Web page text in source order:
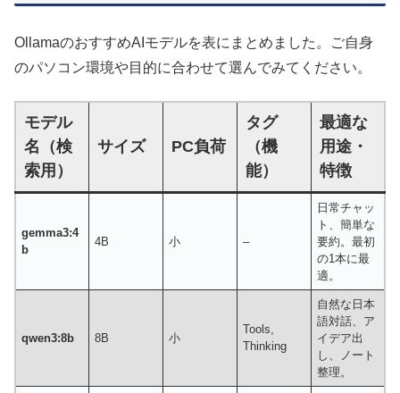
OllamaのおすすめAIモデルを表にまとめました。ご自身
のパソコン環境や目的に合わせて選んでみてください。
モデル
名（検
索用）
サイズ PC負荷
タグ
（機
能）
最適な
用途・
特徴
gemma3:4
b
4B 小 –
日常チャッ
ト、簡単な
要約。最初
の1本に最
適。
qwen3:8b 8B 小
Tools,
Thinking
自然な日本
語対話、ア
イデア出
し、ノート
整理。